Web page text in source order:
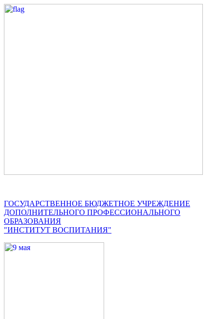
ГОСУДАРСТВЕННОЕ БЮДЖЕТНОЕ УЧРЕЖДЕНИЕ
ДОПОЛНИТЕЛЬНОГО ПРОФЕССИОНАЛЬНОГО
ОБРАЗОВАНИЯ
"ИНСТИТУТ ВОСПИТАНИЯ"